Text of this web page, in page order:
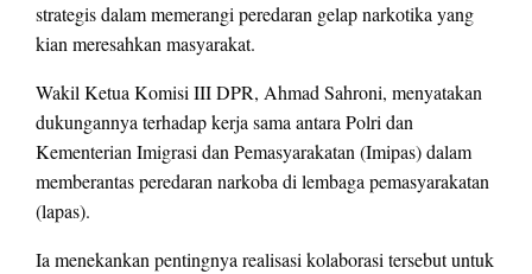
strategis dalam memerangi peredaran gelap narkotika yang
kian meresahkan masyarakat.
Wakil Ketua Komisi III DPR, Ahmad Sahroni, menyatakan
dukungannya terhadap kerja sama antara Polri dan
Kementerian Imigrasi dan Pemasyarakatan (Imipas) dalam
memberantas peredaran narkoba di lembaga pemasyarakatan
(lapas).
Ia menekankan pentingnya realisasi kolaborasi tersebut untuk